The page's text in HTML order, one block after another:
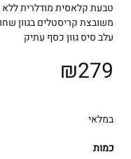
טבעת קלאסית מודלרית ללא
משובצת קריסטלים בגוון
עלב סיס גוון כסף עתיק
₪279
במלאי
כמות